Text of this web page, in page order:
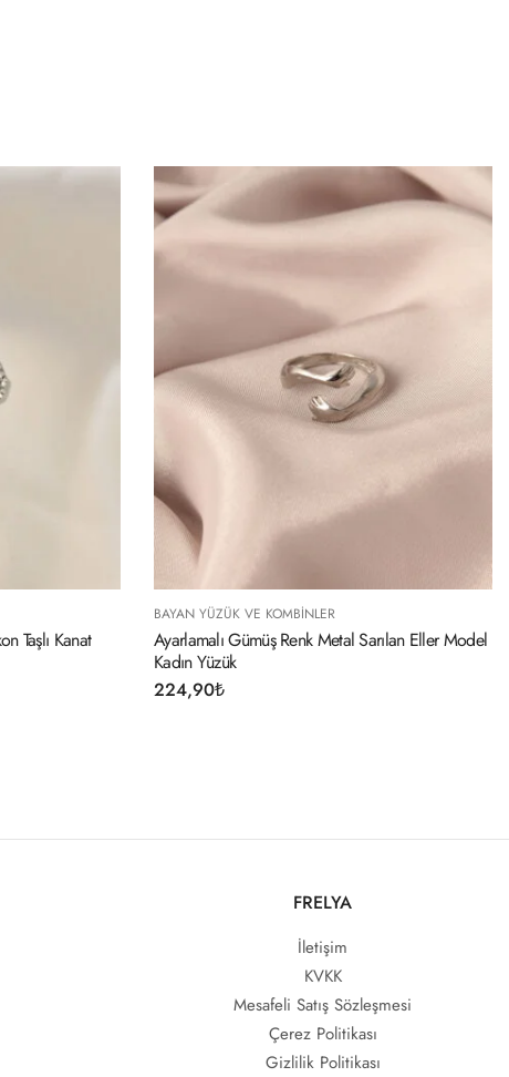
BAYAN YÜZÜK VE KOMBINLER
Ayarlamalı Gümüş Renk Metal Sarılan Eller Model
Ayarlamalı Altın
FRELYA
İletişim
KVKK
Mesafeli Satış Sözleşmesi
Çerez Politikası
Gizlilik Politikası